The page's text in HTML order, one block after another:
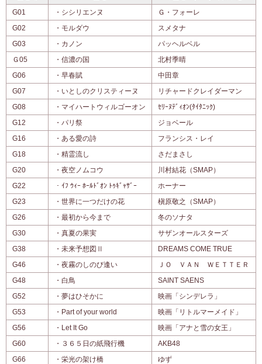
G01
・シシリエンヌ
Ｇ・フォーレ
G02
・モルダウ
スメタナ
G03
・カノン
パッヘルベル
Ｇ05
・信濃の国
北村季晴
G06
・早春賦
中田章
G07
・いとしのクリスティーヌ
リチャードクレイダーマン
G08
・マイハートウィルゴーオン
ｾﾘｰﾇﾃﾞｨｵﾝ(ﾀｲﾀﾆｯｸ)
G12
・パリ祭
ジョベール
G16
・ある愛の詩
フランシス・レイ
G18
・精霊流し
さだまさし
G20
・夜空ノムコウ
川村結花（SMAP）
G22
・ｲﾌ ｳｨｰ ﾎｰﾙﾄﾞｵﾝ ﾄｩｷﾞｬｻﾞｰ
ホーナー
G23
・世界に一つだけの花
槇原敬之（SMAP）
G26
・最初から今まで
冬のソナタ
G30
・真夏の果実
サザンオールスターズ
G38
・未来予想図Ⅱ
DREAMS COME TRUE
G46
・夜霧のしのび逢い
ＪＯ ＶＡＮ ＷＥＴＴＥＲ
G48
・白鳥
SAINT SAENS
G52
・夢はひそかに
映画「シンデレラ」
G53
・Part of your world
映画「リトルマーメイド」
G56
・Let It Go
映画「アナと雪の女王」
G60
・３６５日の紙飛行機
AKB48
G66
・栄光の架け橋 ゆず